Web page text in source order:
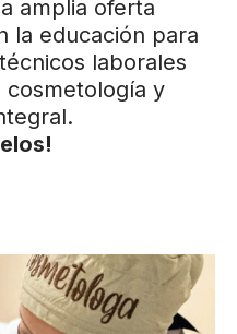
amplia oferta
la educación para
laborales
y
!